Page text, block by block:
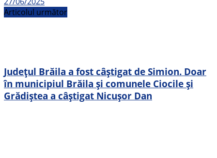
Articolul următor
Județul Brăila a fost câștigat de Simion. Doar
în municipiul Brăila și comunele Ciocile și
Grădiștea a câștigat Nicușor Dan